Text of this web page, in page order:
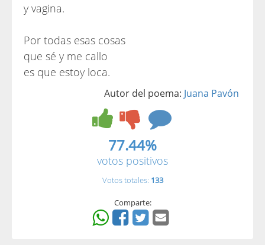
y vagina.
Por todas esas cosas
que sé y me callo
es que estoy loca.
Autor del poema: Juana Pavón
77.44%
votos positivos
Votos totales: 133
Comparte: